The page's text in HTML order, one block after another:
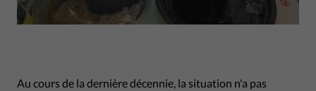
Au cours de la dernière décennie, la situation n'a pas